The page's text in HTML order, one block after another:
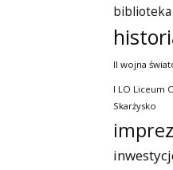
II wojna
I LO Liceum
Skarżysko